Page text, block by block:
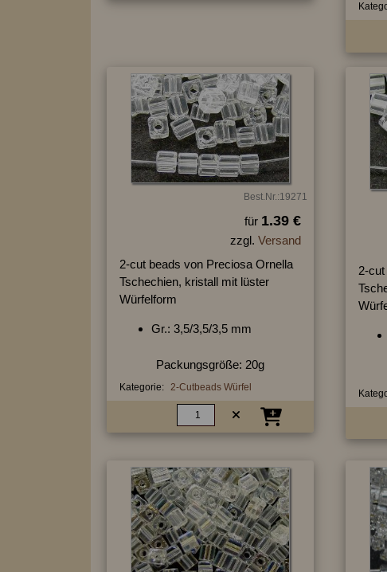
Best.Nr.:19271
für 1.39 €
zzgl. Versand
2-cut beads von Preciosa Ornella
Tschechien, kristall mit lüster
Würfelform
Gr.: 3,5/3,5/3,5 mm
Packungsgröße: 20g
Kategorie: 2-Cutbeads Würfel
2-